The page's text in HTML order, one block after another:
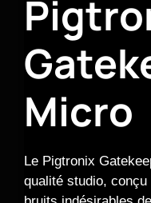
Micro
Le Pigtronix
qualité studio,